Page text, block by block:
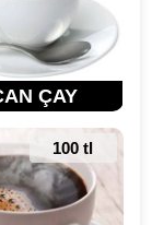
ÇAY
100 tl